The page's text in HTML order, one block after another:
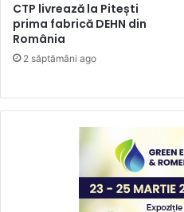
CTP livrează la Pitești
prima fabrică DEHN din
România
2 săptămâni ago